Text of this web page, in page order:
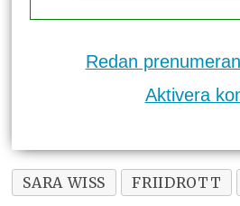
Redan
Aktivera
SARA WISS FRIIDROTT